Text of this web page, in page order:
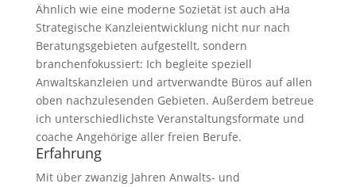
Ähnlich wie eine moderne Sozietät ist auch aHa
Strategische Kanzleientwicklung nicht nur nach
Beratungsgebieten aufgestellt, sondern
branchenfokussiert: Ich begleite speziell
Anwaltskanzleien und artverwandte Büros auf allen
oben nachzulesenden Gebieten. Außerdem betreue
ich unterschiedlichste Veranstaltungsformate und
coache Angehörige aller freien Berufe.
Erfahrung
Mit über zwanzig Jahren Anwalts- und